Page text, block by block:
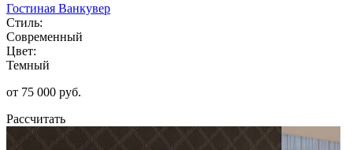
Гостиная Ванкувер
Стиль:
Современный
Цвет:
Темный
от 75 000 руб.
Рассчитать